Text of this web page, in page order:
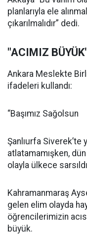
planlarıyla ele
çıkarılmalıdır” dedi.
"ACIMIZ
Ankara Meslekte
ifadeleri kullandı:
“Başımız Sağolsun
Şanlıurfa
atlatamamışken,
olayla ülkece
Kahramanmaraş
gelen elim olayda
öğrencilerimizin
büyük.